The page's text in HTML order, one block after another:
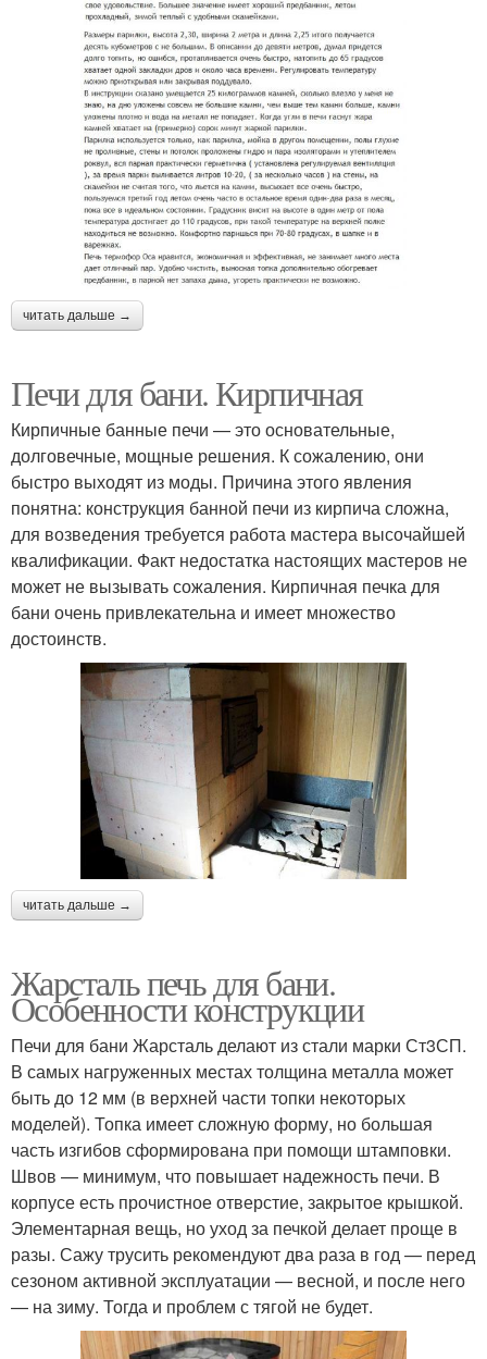
читать дальше →
Печи для бани. Кирпичная
Кирпичные банные печи — это основательные,
долговечные, мощные решения. К сожалению, они
быстро выходят из моды. Причина этого явления
понятна: конструкция банной печи из кирпича сложна,
для возведения требуется работа мастера высочайшей
квалификации. Факт недостатка настоящих мастеров не
может не вызывать сожаления. Кирпичная печка для
бани очень привлекательна и имеет множество
достоинств.
читать дальше →
Жарсталь печь для бани.
Особенности конструкции
Печи для бани Жарсталь делают из стали марки Ст3СП.
В самых нагруженных местах толщина металла может
быть до 12 мм (в верхней части топки некоторых
моделей). Топка имеет сложную форму, но большая
часть изгибов сформирована при помощи штамповки.
Швов — минимум, что повышает надежность печи. В
корпусе есть прочистное отверстие, закрытое крышкой.
Элементарная вещь, но уход за печкой делает проще в
разы. Сажу трусить рекомендуют два раза в год — перед
сезоном активной эксплуатации — весной, и после него
— на зиму. Тогда и проблем с тягой не будет.